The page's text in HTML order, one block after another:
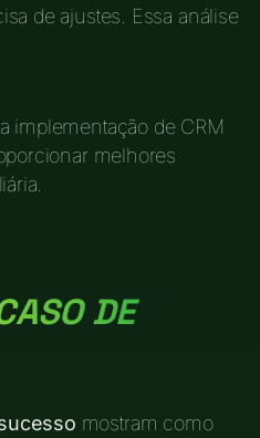
de ajustes. Essa análise
implementação de CRM
melhores
DE
mostram como